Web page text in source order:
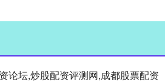
论坛,炒股配资评测网,成都股票配资